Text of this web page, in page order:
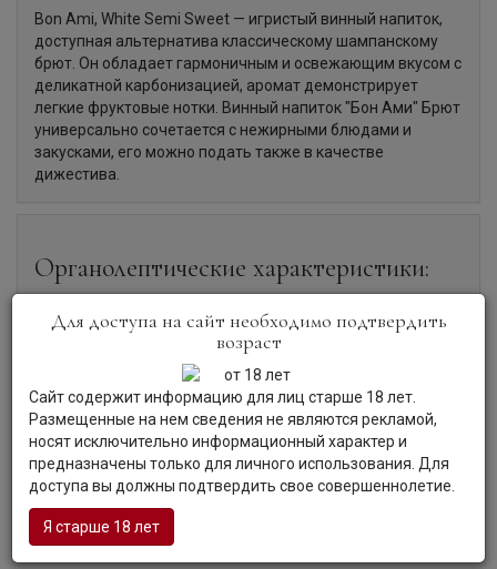
Bon Ami, White Semi Sweet — игристый винный напиток,
доступная альтернатива классическому шампанскому
брют. Он обладает гармоничным и освежающим вкусом с
деликатной карбонизацией, аромат демонстрирует
легкие фруктовые нотки. Винный напиток "Бон Ами" Брют
универсально сочетается с нежирными блюдами и
закусками, его можно подать также в качестве
дижестива.
Органолептические характеристики:
Цвет:Напиток светло-соломенного цвета с золотистыми
Аромат напитка наполнен нюансами спелых
яблок и груш.
Вкус:Вкус напитка приятный и освежающий, с чистыми
фруктовыми оттенками.
Гастрономия:Напиток станет прекрасным дополнением
к блюдам из рыбы и мяса птицы, а также к фруктам и
десертам.
Для доступа на сайт необходимо подтвердить
возраст
Сайт содержит информацию для лиц старше 18 лет.
Размещенные на нем сведения не являются рекламой,
носят исключительно информационный характер и
предназначены только для личного использования. Для
доступа вы должны подтвердить свое совершеннолетие.
Я старше 18 лет